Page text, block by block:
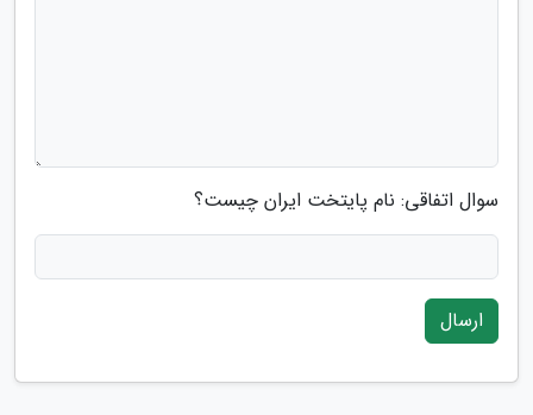
سوال اتفاقی: نام پایتخت ایران چیست؟
ارسال